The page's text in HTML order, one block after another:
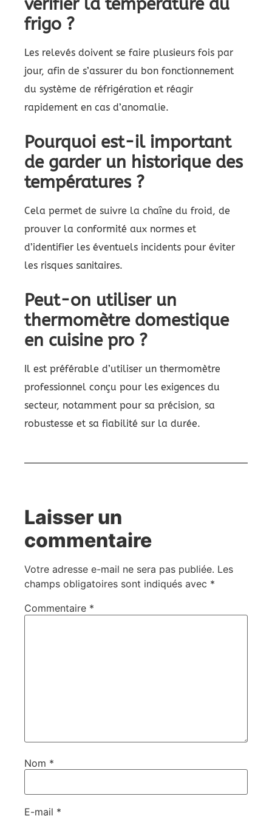
frigo ?
Les relevés doivent se faire plusieurs fois par
jour, afin de s’assurer du bon fonctionnement
du système de réfrigération et réagir
rapidement en cas d’anomalie.
Pourquoi est-il important
de garder un historique des
températures ?
Cela permet de suivre la chaîne du froid, de
prouver la conformité aux normes et
d’identifier les éventuels incidents pour éviter
les risques sanitaires.
Peut-on utiliser un
thermomètre domestique
en cuisine pro ?
Il est préférable d’utiliser un thermomètre
professionnel conçu pour les exigences du
secteur, notamment pour sa précision, sa
robustesse et sa fiabilité sur la durée.
Laisser un
commentaire
Votre adresse e-mail ne sera pas publiée. Les
champs obligatoires sont indiqués avec *
Commentaire *
Nom *
E-mail *